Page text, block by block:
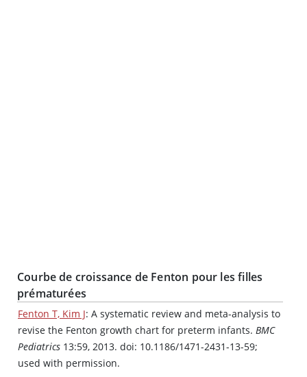
Courbe de croissance de Fenton pour les filles
prématurées
Fenton T, Kim J: A systematic review and meta-analysis to
revise the Fenton growth chart for preterm infants. BMC
Pediatrics 13:59, 2013. doi: 10.1186/1471-2431-13-59;
used with permission.